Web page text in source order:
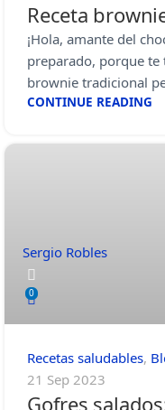
Receta
¡Hola, amante del
preparado, porque te
brownie tradicional
CONTINUE READING
Sergio Robles
0
Recetas saludables,
21 Sep 2023
Gofres